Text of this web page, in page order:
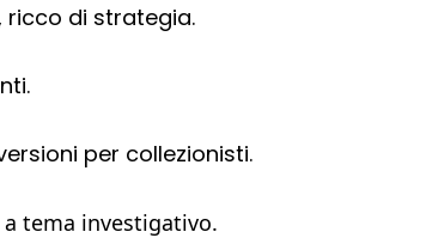
ricco di strategia.
per collezionisti.
tema investigativo.